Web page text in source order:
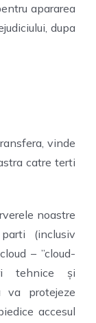
apararea
dupa
vinde
catre terti
noastre
(inclusiv
– ”cloud-
tehnice și
va protejeze
accesul